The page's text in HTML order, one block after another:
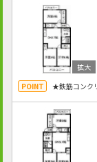
★鉄筋コンク